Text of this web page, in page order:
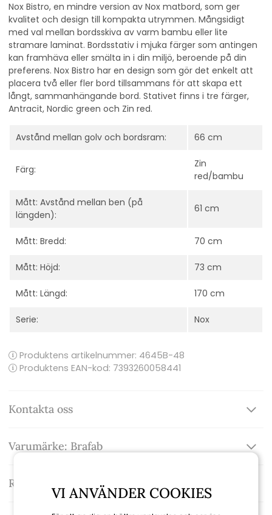
Nox Bistro, en mindre version av Nox matbord, som ger
kvalitet och design till kompakta utrymmen. Mångsidigt
med val mellan bordsskiva av varm bambu eller lite
stramare laminat. Bordsstativ i mjuka färger som antingen
kan framhäva eller smälta in i din miljö, beroende på din
preferens. Nox Bistro har en design som gör det enkelt att
placera två eller fler bord tillsammans för att skapa ett
långt, sammanhängande bord. Stativet finns i tre färger,
Antracit, Nordic green och Zin red.
Avstånd mellan golv och bordsram: 66 cm
Färg:
Zin
red/bambu
Mått: Avstånd mellan ben (på
längden):
61 cm
Mått: Bredd: 70 cm
Mått: Höjd: 73 cm
Mått: Längd: 170 cm
Serie: Nox
Produktens artikelnummer: 4645B-48
Produktens EAN-kod: 7393260058441
Kontakta oss
Varumärke: Brafab
Recensioner
VI ANVÄNDER COOKIES